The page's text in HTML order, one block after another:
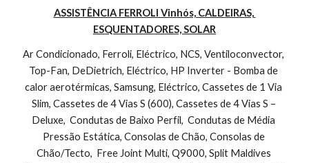
ASSISTÊNCIA FERROLI Vinhós, CALDEIRAS,
ESQUENTADORES, SOLAR
Ar Condicionado, Ferroli, Eléctrico, NCS, Ventiloconvector,
Top-Fan, DeDietrich, Eléctrico, HP Inverter - Bomba de
calor aerotérmicas, Samsung, Eléctrico, Cassetes de 1 Via
Slim, Cassetes de 4 Vias S (600), Cassetes de 4 Vias S –
Deluxe,  Condutas de Baixo Perfil,  Condutas de Média
Pressão Estática, Consolas de Chão, Consolas de
Chão/Tecto,  Free Joint Multi, Q9000, Split Maldives